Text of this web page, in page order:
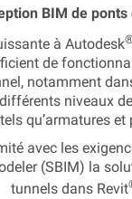
BIM de
à Autodesk
de
notamment
niveaux
qu’armatures et
avec les
(SBIM) la
tunnels dans Revit